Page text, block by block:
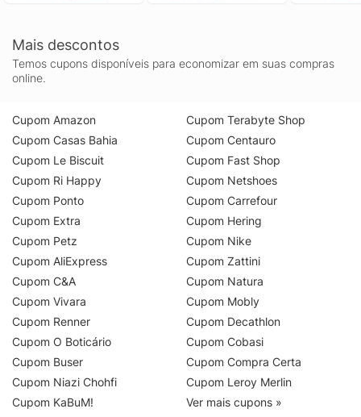
Mais descontos
Temos cupons disponíveis para economizar em suas compras
online.
Cupom Amazon
Cupom Casas Bahia
Cupom Le Biscuit
Cupom Ri Happy
Cupom Ponto
Cupom Extra
Cupom Petz
Cupom AliExpress
Cupom C&A
Cupom Vivara
Cupom Renner
Cupom O Boticário
Cupom Buser
Cupom Niazi Chohfi
Cupom KaBuM!
Cupom Terabyte Shop
Cupom Centauro
Cupom Fast Shop
Cupom Netshoes
Cupom Carrefour
Cupom Hering
Cupom Nike
Cupom Zattini
Cupom Natura
Cupom Mobly
Cupom Decathlon
Cupom Cobasi
Cupom Compra Certa
Cupom Leroy Merlin
Ver mais cupons »